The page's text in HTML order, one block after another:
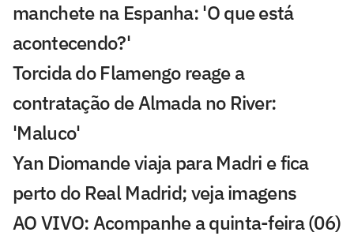
manchete na Espanha: 'O que está
acontecendo?'
Torcida do Flamengo reage a
contratação de Almada no River:
'Maluco'
Yan Diomande viaja para Madri e fica
perto do Real Madrid; veja imagens
AO VIVO: Acompanhe a quinta-feira (06)